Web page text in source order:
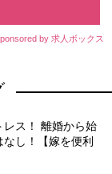
by 求人ボックス
レス！ 離婚から始
なし！【嫁を便利